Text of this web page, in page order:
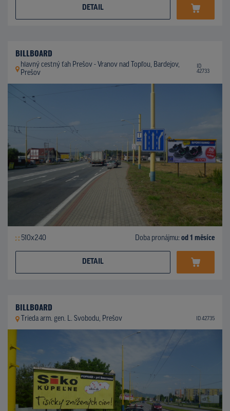
DETAIL
BILLBOARD
hlavný cestný ťah Prešov - Vranov nad Topľou, Bardejov,
Prešov
ID
42733
510x240 Doba pronájmu: od 1 měsíce
DETAIL
BILLBOARD
Trieda arm. gen. L. Svobodu, Prešov ID 42735